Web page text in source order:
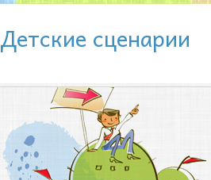
Детские сценарии